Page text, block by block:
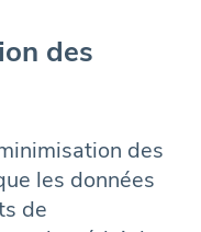
des
des
les données
de